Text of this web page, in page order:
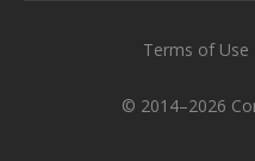
© 2014–2026
Terms of Use